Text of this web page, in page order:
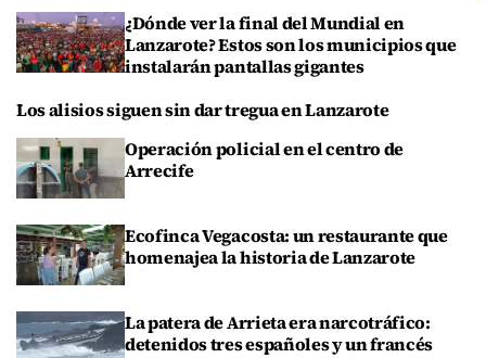
¿Dónde ver la final del Mundial en
Lanzarote? Estos son los municipios que
instalarán pantallas gigantes
Los alisios siguen sin dar tregua en Lanzarote
Operación policial en el centro de
Arrecife
Ecofinca Vegacosta: un restaurante que
homenajea la historia de Lanzarote
La patera de Arrieta era narcotráfico:
detenidos tres españoles y un francés